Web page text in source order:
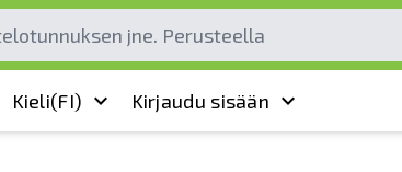
Kieli(FI) Kirjaudu sisään